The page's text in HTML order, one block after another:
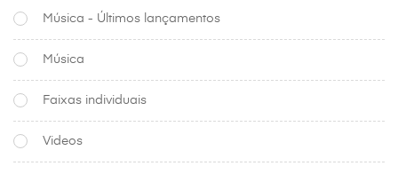
Música - Últimos lançamentos
Música
Faixas individuais
Videos